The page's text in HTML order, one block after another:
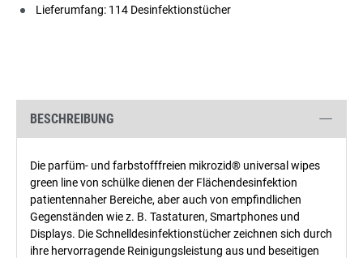
Lieferumfang: 114 Desinfektionstücher
BESCHREIBUNG
Die parfüm- und farbstofffreien mikrozid® universal wipes
green line von schülke dienen der Flächendesinfektion
patientennaher Bereiche, aber auch von empfindlichen
Gegenständen wie z. B. Tastaturen, Smartphones und
Displays. Die Schnelldesinfektionstücher zeichnen sich durch
ihre hervorragende Reinigungsleistung aus und beseitigen